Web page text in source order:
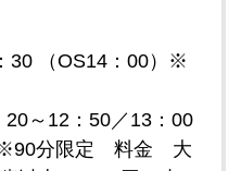
30 （OS14：00）※
～12：50／13：00
※90分限定 料金 大